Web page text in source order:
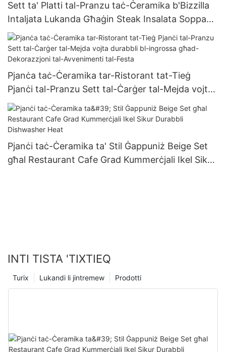
Sett ta' Platti tal-Pranzu taċ-Ċeramika b'Bizzilla
Intaljata Lukanda Għaġin Steak Insalata Soppa
Abjad Għal Banquet tat-Tieġ Rigal Eleganti
Oġġetti tal-Pranzu
Pjanċa taċ-Ċeramika tar-Ristorant tat-Tieġ
Pjanċi tal-Pranzu Sett tal-Ċarġer tal-Mejda vojta
durabbli bl-ingrossa għad-Dekorazzjoni tal-
Avvenimenti tal-Festa
Pjanċi taċ-Ċeramika ta' Stil Ġappuniż Beige Set
għal Restaurant Cafe Grad Kummerċjali Ikel Sikur
INTI TISTA 'TIXTIEQ
Prodotti
Lukandi li jintremew
Turix